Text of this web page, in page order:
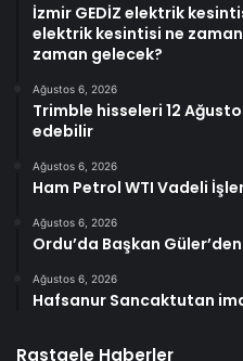
İzmir GEDİZ elektrik
elektrik kesintisi ne
zaman gelecek?
Ağustos 6, 2026
Trimble hisseleri 12
edebilir
Ağustos 6, 2026
Ham Petrol WTI Vadeli
Ağustos 6, 2026
Ordu’da Başkan
Ağustos 6, 2026
Hafsanur Sancaktutan
Rastgele Haberler